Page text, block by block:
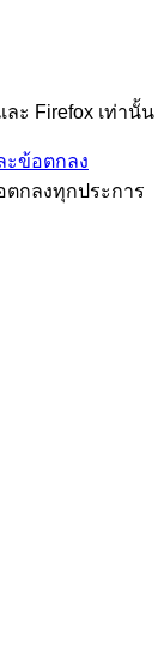
ละ Firefox เท่านั้น
ะข้อตกลง
ตกลงทุกประการ